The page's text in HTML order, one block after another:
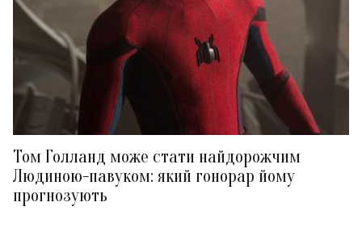
Том Голланд може стати найдорожчим
Людиною-павуком: який гонорар йому
прогнозують